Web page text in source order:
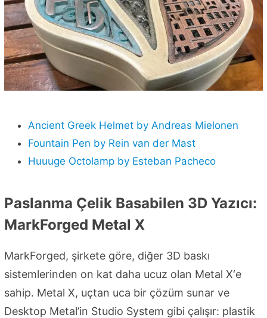
Ancient Greek Helmet by Andreas Mielonen
Fountain Pen by Rein van der Mast
Huuuge Octolamp by Esteban Pacheco
Paslanma Çelik Basabilen 3D Yazıcı:
MarkForged Metal X
MarkForged, şirkete göre, diğer 3D baskı
sistemlerinden on kat daha ucuz olan Metal X‘e
sahip. Metal X, uçtan uca bir çözüm sunar ve
Desktop Metal’in Studio System gibi çalışır: plastik